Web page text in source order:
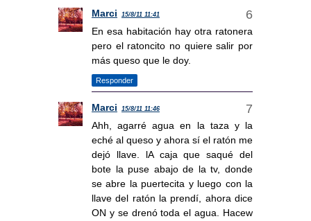
Marci 15/8/11 11:41
En esa habitación hay otra ratonera
pero el ratoncito no quiere salir por
más queso que le doy.
Responder
Marci 15/8/11 11:46
Ahh, agarré agua en la taza y la
eché al queso y ahora sí el ratón me
dejó llave. lA caja que saqué del
bote la puse abajo de la tv, donde
se abre la puertecita y luego con la
llave del ratón la prendí, ahora dice
ON y se drenó toda el agua. Hacew